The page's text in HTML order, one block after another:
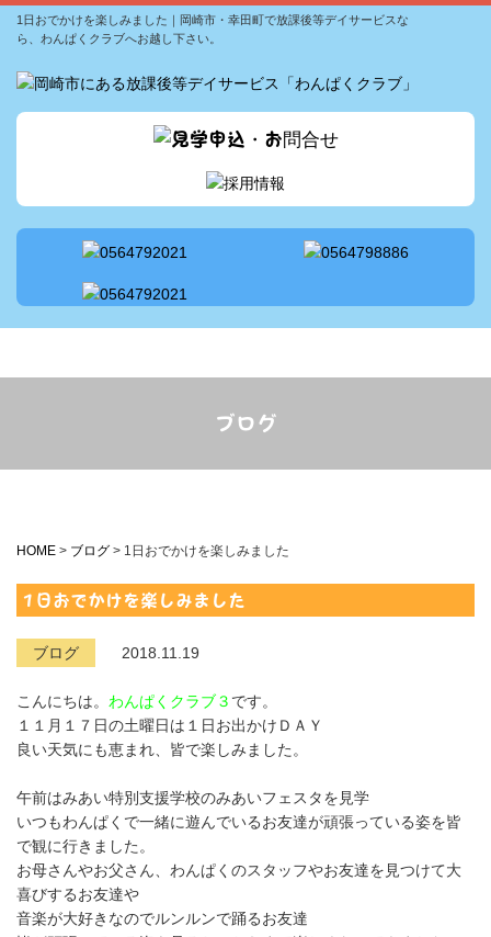
1日おでかけを楽しみました｜岡崎市・幸田町で放課後等デイサービスな
ら、わんぱくクラブへお越し下さい。
わんぱくサポートメソッドについて
スタッフ配置
サービス案内
ブログ
HOME > ブログ > 1日おでかけを楽しみました
1日おでかけを楽しみました
ブログ 2018.11.19
こんにちは。 わんぱくクラブ３ です。
１１月１７日の土曜日は１日お出かけＤＡＹ
良い天気にも恵まれ、皆で楽しみました。
午前はみあい特別支援学校のみあいフェスタを見学
いつもわんぱくで一緒に遊んでいるお友達が頑張っている姿を皆
で観に行きました。
お母さんやお父さん、わんぱくのスタッフやお友達を見つけて大
喜びするお友達や
音楽が大好きなのでルンルンで踊るお友達